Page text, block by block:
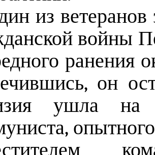
из ветеранов
войны
ранения
он
ушла на